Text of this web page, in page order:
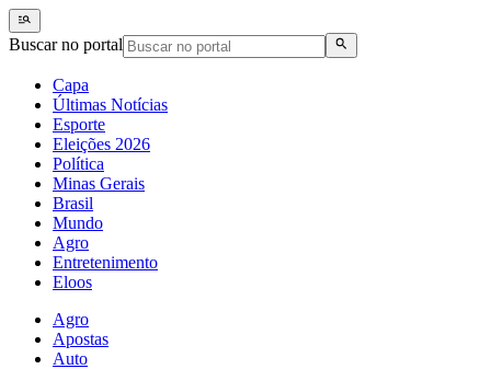
Buscar no portal
Capa
Últimas Notícias
Esporte
Eleições 2026
Política
Minas Gerais
Brasil
Mundo
Agro
Entretenimento
Eloos
Agro
Apostas
Auto